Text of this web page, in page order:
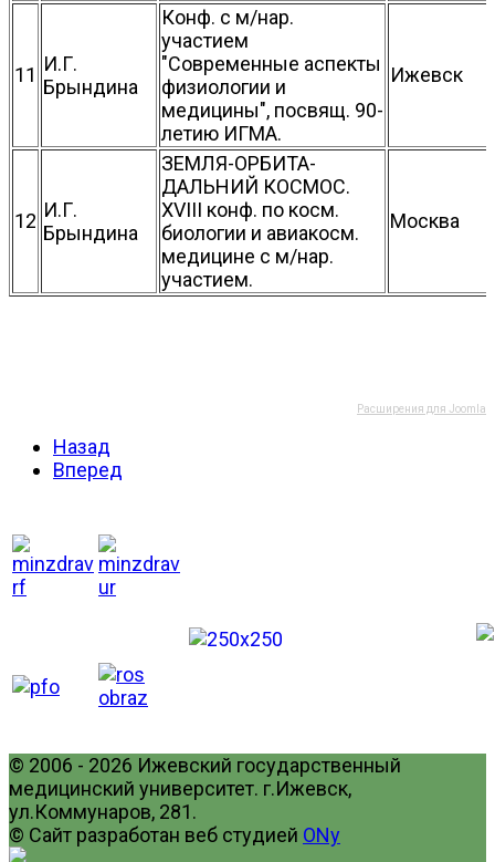
11 И.Г.
Брындина
Конф. с м/нар.
участием
"Современные аспекты
физиологии и
медицины", посвящ. 90-
летию ИГМА.
Ижевск
12 И.Г.
Брындина
ЗЕМЛЯ-ОРБИТА-
ДАЛЬНИЙ КОСМОС.
XVIII конф. по косм.
биологии и авиакосм.
медицине с м/нар.
участием.
Москва
Расширения для Joomla
Назад
Вперед
© 2006 - 2026 Ижевский государственный
медицинский университет. г.Ижевск,
ул.Коммунаров, 281.
© Сайт разработан веб студией ONy